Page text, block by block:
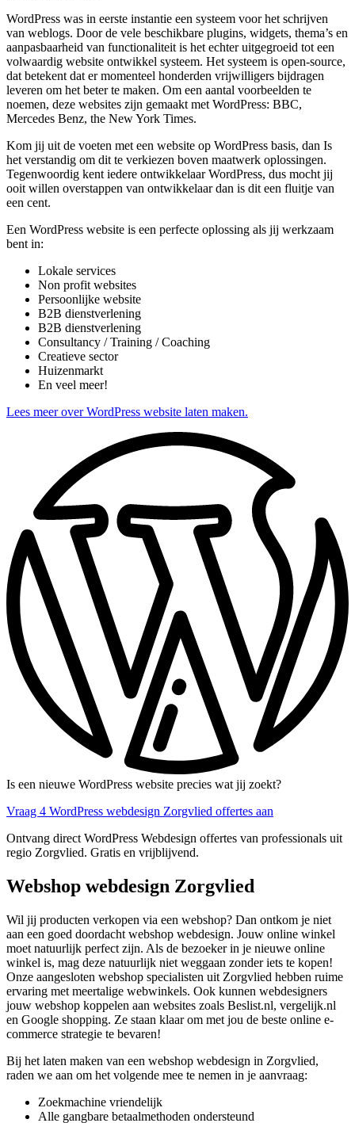
WordPress was in eerste instantie een systeem voor het schrijven
van weblogs. Door de vele beschikbare plugins, widgets, thema’s en
aanpasbaarheid van functionaliteit is het echter uitgegroeid tot een
volwaardig website ontwikkel systeem. Het systeem is open-source,
dat betekent dat er momenteel honderden vrijwilligers bijdragen
leveren om het beter te maken. Om een aantal voorbeelden te
noemen, deze websites zijn gemaakt met WordPress: BBC,
Mercedes Benz, the New York Times.
Kom jij uit de voeten met een website op WordPress basis, dan Is
het verstandig om dit te verkiezen boven maatwerk oplossingen.
Tegenwoordig kent iedere ontwikkelaar WordPress, dus mocht jij
ooit willen overstappen van ontwikkelaar dan is dit een fluitje van
een cent.
Een WordPress website is een perfecte oplossing als jij werkzaam
bent in:
Lokale services
Non profit websites
Persoonlijke website
B2B dienstverlening
B2B dienstverlening
Consultancy / Training / Coaching
Creatieve sector
Huizenmarkt
En veel meer!
Lees meer over WordPress website laten maken.
Is een nieuwe WordPress website precies wat jij zoekt?
Vraag 4 WordPress webdesign Zorgvlied offertes aan
Ontvang direct WordPress Webdesign offertes van professionals uit
regio Zorgvlied. Gratis en vrijblijvend.
Webshop webdesign Zorgvlied
Wil jij producten verkopen via een webshop? Dan ontkom je niet
aan een goed doordacht webshop webdesign. Jouw online winkel
moet natuurlijk perfect zijn. Als de bezoeker in je nieuwe online
winkel is, mag deze natuurlijk niet weggaan zonder iets te kopen!
Onze aangesloten webshop specialisten uit Zorgvlied hebben ruime
ervaring met meertalige webwinkels. Ook kunnen webdesigners
jouw webshop koppelen aan websites zoals Beslist.nl, vergelijk.nl
en Google shopping. Ze staan klaar om met jou de beste online e-
commerce strategie te bevaren!
Bij het laten maken van een webshop webdesign in Zorgvlied,
raden we aan om het volgende mee te nemen in je aanvraag:
Zoekmachine vriendelijk
Alle gangbare betaalmethoden ondersteund